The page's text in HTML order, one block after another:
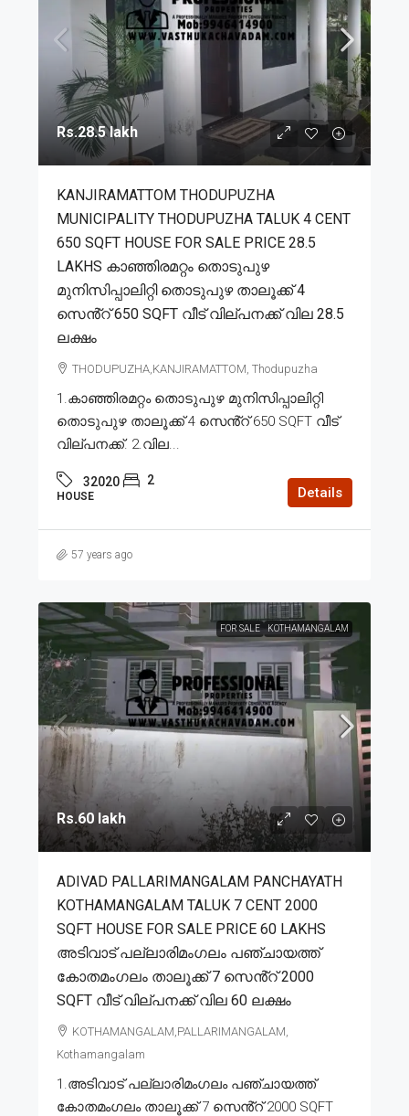
Rs.28.5 lakh
KANJIRAMATTOM THODUPUZHA
MUNICIPALITY THODUPUZHA TALUK 4 CENT
650 SQFT HOUSE FOR SALE PRICE 28.5
LAKHS കാഞ്ഞിരമറ്റം തൊടുപുഴ
മുനിസിപ്പാലിറ്റി തൊടുപുഴ താലൂക്ക് 4
സെൻ്റ് 650 SQFT വീട് വില്പനക്ക് വില 28.5
ലക്ഷം
THODUPUZHA,KANJIRAMATTOM, Thodupuzha
1.കാഞ്ഞിരമറ്റം തൊടുപുഴ മുനിസിപ്പാലിറ്റി
തൊടുപുഴ താലൂക്ക് 4 സെൻ്റ് 650 SQFT വീട്
വില്പനക്ക്. 2.വില...
32020 2
HOUSE Details
57 years ago
FOR SALE KOTHAMANGALAM
Rs.60 lakh
ADIVAD PALLARIMANGALAM PANCHAYATH
KOTHAMANGALAM TALUK 7 CENT 2000
SQFT HOUSE FOR SALE PRICE 60 LAKHS
അടിവാട് പല്ലാരിമംഗലം പഞ്ചായത്ത്
കോതമംഗലം താലൂക്ക് 7 സെൻ്റ് 2000
SQFT വീട് വില്പനക്ക് വില 60 ലക്ഷം
KOTHAMANGALAM,PALLARIMANGALAM,
Kothamangalam
1.അടിവാട് പല്ലാരിമംഗലം പഞ്ചായത്ത്
കോതമംഗലം താലൂക്ക് 7 സെൻ്റ് 2000 SQFT